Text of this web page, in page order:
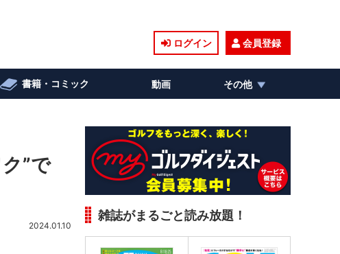
ログイン 会員登録
書籍・コミック 動画 その他
”で
2024.01.10
雑誌がまるごと読み放題！